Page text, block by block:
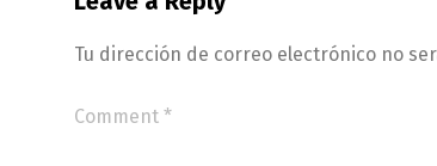
Tu dirección de correo electrónico no